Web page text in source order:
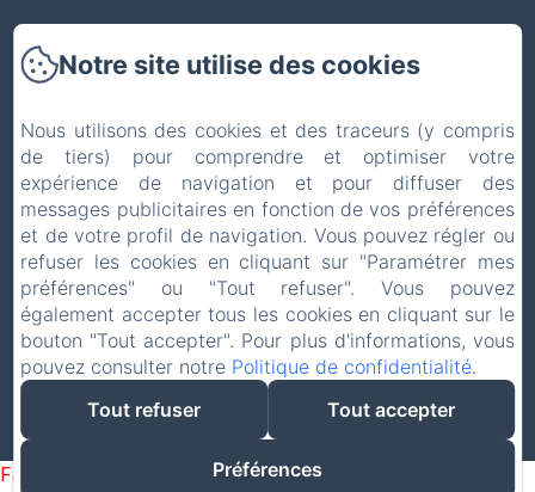
Activités alentours
Contact & Accès
Glossaire
Mentions légales
FR
Créé par Amenitiz
Failed to load BookingEngine/index: Loading chunk 1322
Notre site utilise des cookies
Nous utilisons des cookies et des traceurs (y compris
de tiers) pour comprendre et optimiser votre
expérience de navigation et pour diffuser des
messages publicitaires en fonction de vos préférences
et de votre profil de navigation. Vous pouvez régler ou
refuser les cookies en cliquant sur "Paramétrer mes
préférences" ou "Tout refuser". Vous pouvez
également accepter tous les cookies en cliquant sur le
bouton "Tout accepter". Pour plus d'informations, vous
pouvez consulter notre Politique de confidentialité.
Tout refuser
Tout accepter
Préférences